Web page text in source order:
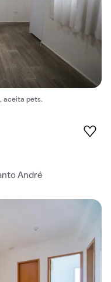
aceita pets.
André